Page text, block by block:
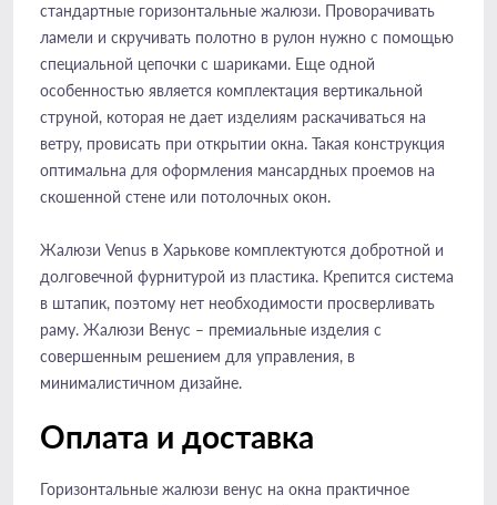
стандартные горизонтальные жалюзи. Проворачивать
ламели и скручивать полотно в рулон нужно с помощью
специальной цепочки с шариками. Еще одной
особенностью является комплектация вертикальной
струной, которая не дает изделиям раскачиваться на
ветру, провисать при открытии окна. Такая конструкция
оптимальна для оформления мансардных проемов на
скошенной стене или потолочных окон.
Жалюзи Venus в Харькове комплектуются добротной и
долговечной фурнитурой из пластика. Крепится система
в штапик, поэтому нет необходимости просверливать
раму. Жалюзи Венус – премиальные изделия с
совершенным решением для управления, в
минималистичном дизайне.
Оплата и доставка
Горизонтальные жалюзи венус на окна практичное